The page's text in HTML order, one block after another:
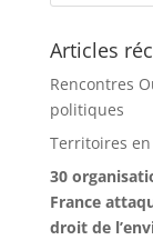
Articles
Rencontres
politiques
Territoires
30
France
droit de